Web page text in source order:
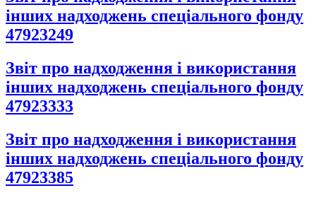
інших надходжень спеціального фонду
47923249
Звіт про надходження і використання
інших надходжень спеціального фонду
47923333
Звіт про надходження і використання
інших надходжень спеціального фонду
47923385